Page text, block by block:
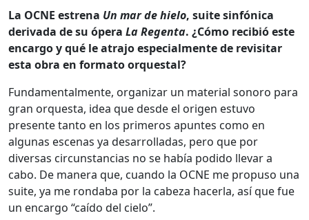
La OCNE estrena Un mar de hielo, suite sinfónica
derivada de su ópera La Regenta. ¿Cómo recibió este
encargo y qué le atrajo especialmente de revisitar
esta obra en formato orquestal?
Fundamentalmente, organizar un material sonoro para
gran orquesta, idea que desde el origen estuvo
presente tanto en los primeros apuntes como en
algunas escenas ya desarrolladas, pero que por
diversas circunstancias no se había podido llevar a
cabo. De manera que, cuando la OCNE me propuso una
suite, ya me rondaba por la cabeza hacerla, así que fue
un encargo “caído del cielo”.